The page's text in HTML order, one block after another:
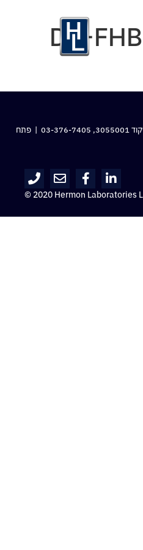
DV-
03-376-7405 | פתח
© 2020 Hermon Laboratories